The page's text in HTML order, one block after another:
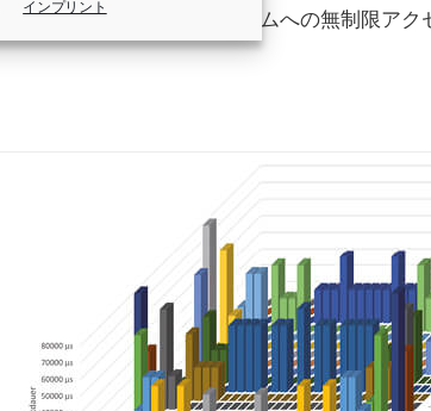
グ
インプリント
大限の透明性と駆動システムへの無制限アク